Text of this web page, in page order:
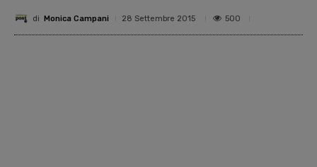
di Monica Campani 28 Settembre 2015 500